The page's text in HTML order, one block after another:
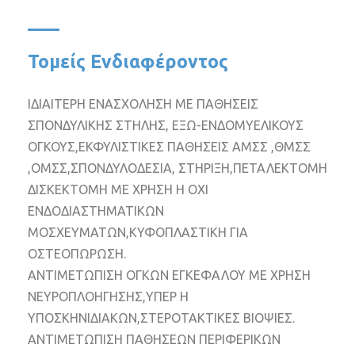
Τομείς Ενδιαφέροντος
ΙΔΙΑΙΤΕΡΗ ΕΝΑΣΧΟΛΗΣΗ ΜΕ ΠΑΘΗΣΕΙΣ
ΣΠΟΝΔΥΛΙΚΗΣ ΣΤΗΛΗΣ, ΕΞΩ-ΕΝΔΟΜΥΕΛΙΚΟΥΣ
ΟΓΚΟΥΣ,ΕΚΦΥΛΙΣΤΙΚΕΣ ΠΑΘΗΣΕΙΣ ΑΜΣΣ ,ΘΜΣΣ
,ΟΜΣΣ,ΣΠΟΝΔΥΛΟΔΕΣΙΑ, ΣΤΗΡΙΞΗ,ΠΕΤΑΛΕΚΤΟΜΗ
ΔΙΣΚΕΚΤΟΜΗ ΜΕ ΧΡΗΣΗ Η ΟΧΙ
ΕΝΔΟΔΙΑΣΤΗΜΑΤΙΚΩΝ
ΜΟΣΧΕΥΜΑΤΩΝ,ΚΥΦΟΠΛΑΣΤΙΚΗ ΓΙΑ
ΟΣΤΕΟΠΩΡΩΣΗ.
ΑΝΤΙΜΕΤΩΠΙΣΗ ΟΓΚΩΝ ΕΓΚΕΦΑΛΟΥ ΜΕ ΧΡΗΣΗ
ΝΕΥΡΟΠΛΟΗΓΗΣΗΣ,ΥΠΕΡ Η
ΥΠΟΣΚΗΝΙΔΙΑΚΩΝ,ΣΤΕΡΟΤΑΚΤΙΚΕΣ ΒΙΟΨΙΕΣ.
ΑΝΤΙΜΕΤΩΠΙΣΗ ΠΑΘΗΣΕΩΝ ΠΕΡΙΦΕΡΙΚΩΝ